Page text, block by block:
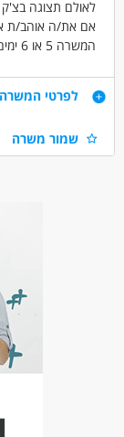
לאולם תצוגה
אם את/ה אוהב/ת
המשרה 5 או 6 ימים בשבוע (בתוספת תשלום)
דרישות
ידע על מחשב -
חשבשבת - יתרון
ניסיון במכירת
* משרה זו פונה
דרושים בתחום
מכירות - מכירות
מכירות - מנהל/
מעל שנתיים
לפרטי המשרה
שמור משרה